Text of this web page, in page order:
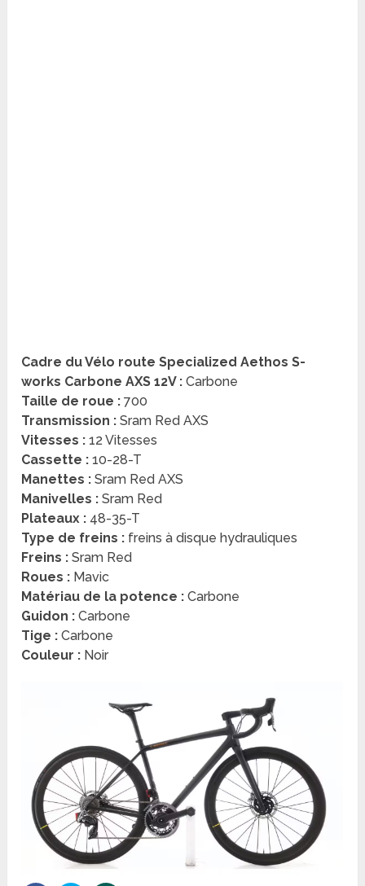
Cadre du Vélo route Specialized Aethos S-
works Carbone AXS 12V : Carbone
Taille de roue : 700
Transmission : Sram Red AXS
Vitesses : 12 Vitesses
Cassette : 10-28-T
Manettes : Sram Red AXS
Manivelles : Sram Red
Plateaux : 48-35-T
Type de freins : freins à disque hydrauliques
Freins : Sram Red
Roues : Mavic
Matériau de la potence :Carbone
Guidon : Carbone
Tige :Carbone
Couleur : Noir